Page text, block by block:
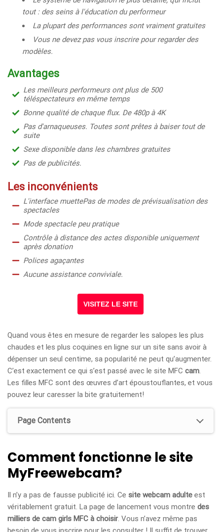
tout : des seins à l'éducation du performeur
La plupart des performances sont vraiment gratuites
Vous ne devez pas vous inscrire pour regarder des
modèles.
Avantages
Les meilleurs performeurs ont plus de 500
téléspectateurs en même temps
Bonne qualité de chaque flux. De 480p à 4K
Pas d'arnaqueuses. Toutes sont prêtes à baiser tout de
suite
Sexe disponible dans les chambres gratuites
Pas de publicités.
Les inconvénients
L'interface muettePas de modes de prévisualisation des
spectacles
Mode spectacle peu pratique
Contrôle à distance des actes disponible uniquement
après donation
Polices agaçantes
Aucune assistance conviviale.
VISITEZ LE SITE
Quand vous êtes en mesure de regarder les salopes les plus
chaudes et les plus coquines en ligne sur un site sans avoir à
dépenser un seul centime, sa popularité ne peut qu’augmenter.
C’est exactement ce qui s’est passé avec le site MFC cam.
Les filles MFC sont des œuvres d’art époustouflantes, et vous
pouvez leur caresser la bite gratuitement!
Page Contents
Comment fonctionne le site
MyFreewebcam?
Il n’y a pas de fausse publicité ici. Ce site webcam adulte est
véritablement gratuit. La page de lancement vous montre des
milliers de cam girls MFC à choisir. Vous n’avez même pas